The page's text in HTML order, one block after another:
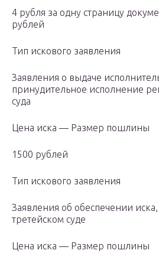
4 рубля за одну страницу
рублей
Тип искового заявления
Заявления о выдаче
принудительное исполнение
суда
Цена иска — Размер пошлины
1500 рублей
Тип искового заявления
Заявления об обеспечении
третейском суде
Цена иска — Размер пошлины